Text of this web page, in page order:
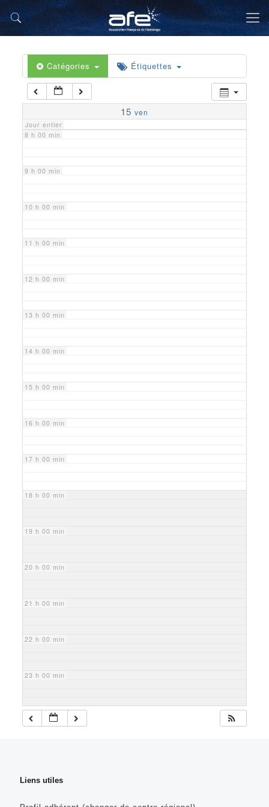
Catégories Étiquettes
15 ven
Jour entier
5 h 00 min
6 h 00 min
7 h 00 min
8 h 00 min
9 h 00 min
10 h 00 min
11 h 00 min
12 h 00 min
13 h 00 min
14 h 00 min
15 h 00 min
16 h 00 min
17 h 00 min
18 h 00 min
19 h 00 min
20 h 00 min
21 h 00 min
22 h 00 min
23 h 00 min
Liens utiles